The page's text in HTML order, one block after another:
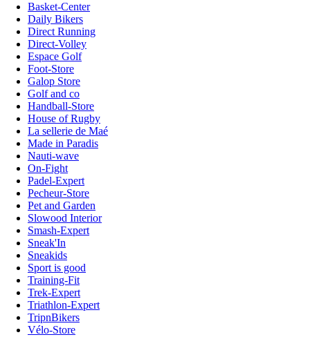
Basket-Center
Daily Bikers
Direct Running
Direct-Volley
Espace Golf
Foot-Store
Galop Store
Golf and co
Handball-Store
House of Rugby
La sellerie de Maé
Made in Paradis
Nauti-wave
On-Fight
Padel-Expert
Pecheur-Store
Pet and Garden
Slowood Interior
Smash-Expert
Sneak'In
Sneakids
Sport is good
Training-Fit
Trek-Expert
Triathlon-Expert
TripnBikers
Vélo-Store